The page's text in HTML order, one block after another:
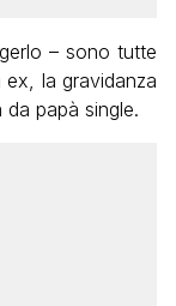
– sono tutte
la gravidanza
papà single.